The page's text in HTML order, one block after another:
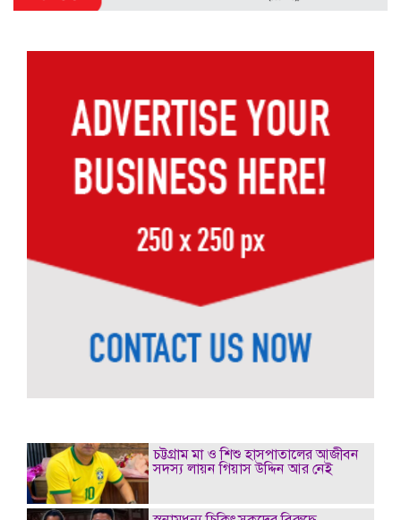
চট্টগ্রাম মা ও শিশু হাসপাতালের আজীবন
সদস্য লায়ন গিয়াস উদ্দিন আর নেই